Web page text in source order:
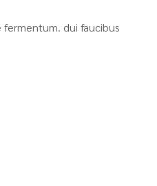
fermentum. dui faucibus